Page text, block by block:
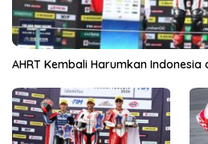
AHRT Kembali Harumkan Indonesia